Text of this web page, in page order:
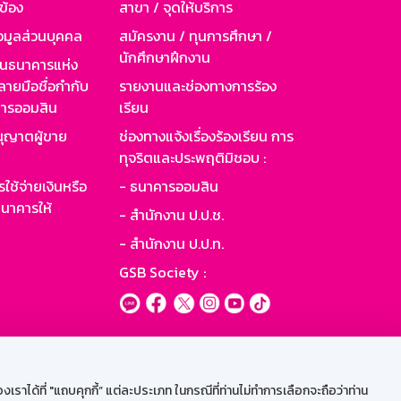
ได้ที่ "แถบคุกกี้” แต่ละประเภท ในกรณีที่ท่านไม่ทำการเลือกจะถือว่าท่าน
อง
มูลส่วนบุคคล
นาคารแห่ง
ายมือชื่อกำกับ
รออมสิน
ญาตผู้ขาย
ช้จ่ายเงินหรือ
คารให้
สาขา / จุดให้บริการ
สมัครงาน / ทุนการศึกษา /
นักศึกษาฝึกงาน
รายงานและช่องทางการร้อง
เรียน
ช่องทางแจ้งเรื่องร้องเรียน การ
ทุจริตและประพฤติมิชอบ :
- ธนาคารออมสิน
- สำนักงาน ป.ป.ช.
- สำนักงาน ป.ป.ท.
GSB Society :